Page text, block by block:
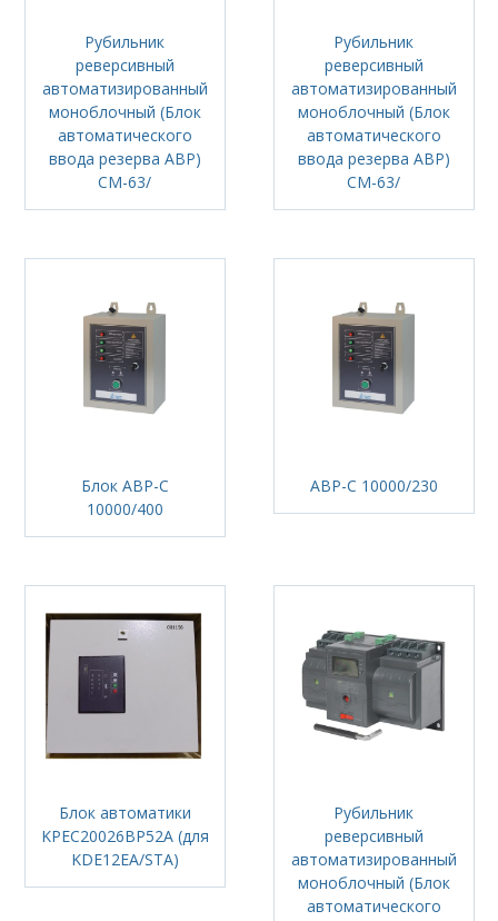
Рубильник
реверсивный
автоматизированный
моноблочный (Блок
автоматического
ввода резерва АВР)
CM-63/
Рубильник
реверсивный
автоматизированный
моноблочный (Блок
автоматического
ввода резерва АВР)
CM-63/
Блок АВР-С
10000/400
АВР-С 10000/230
Блок автоматики
KPEC20026BP52A (для
KDE12EA/STA)
Рубильник
реверсивный
автоматизированный
моноблочный (Блок
автоматического